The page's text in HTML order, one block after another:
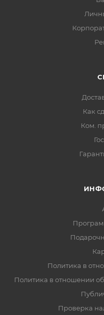
Как
Ком.
Политика в
Политика в отношении
Проверка